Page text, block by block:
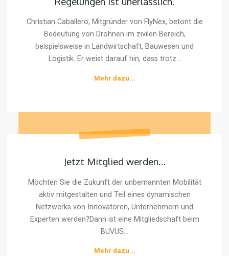
Must-
Attend-
Event
werden"
Die
Regelungen
unerlässlich.
​Christian Caballero, Mitgründer von FlyNex, betont die
Bedeutung von Drohnen im zivilen Bereich,
beispielsweise in Landwirtschaft, Bauwesen und
Logistik. Er weist darauf hin, dass trotz...
Mehr dazu...
Caballero:
Einhaltung
gesetzlicher
Regelungen
ist
unerlässlich."
Jetzt
werden…
Jetzt Mitglied werden…
Möchten Sie die Zukunft der unbemannten Mobilität
aktiv mitgestalten und Teil eines dynamischen
Netzwerks von Innovatoren, Unternehmern und
Experten werden?Dann ist eine Mitgliedschaft beim
BUVUS...
Mehr dazu...